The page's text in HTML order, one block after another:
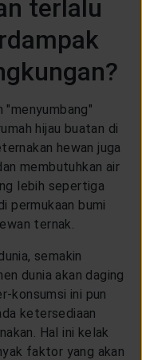
terlalu
"menyumbang"
hijau buatan di
hewan juga
membutuhkan air
lebih sepertiga
permukaan bumi
ternak.
semakin
dunia akan daging
konsumsi ini pun
ketersediaan
Hal ini kelak
faktor yang akan